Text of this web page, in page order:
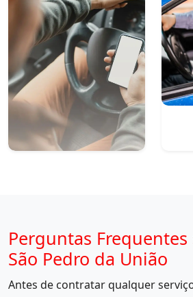
Perguntas
São Pedro da União
Antes de contratar qualquer